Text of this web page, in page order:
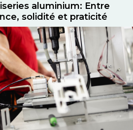
aluminium: Entre
solidité et praticité